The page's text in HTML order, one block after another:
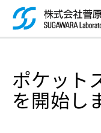
に
ポケット
を開始し